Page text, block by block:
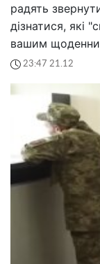
радять
дізнатися, які
вашим
23:47 21.12